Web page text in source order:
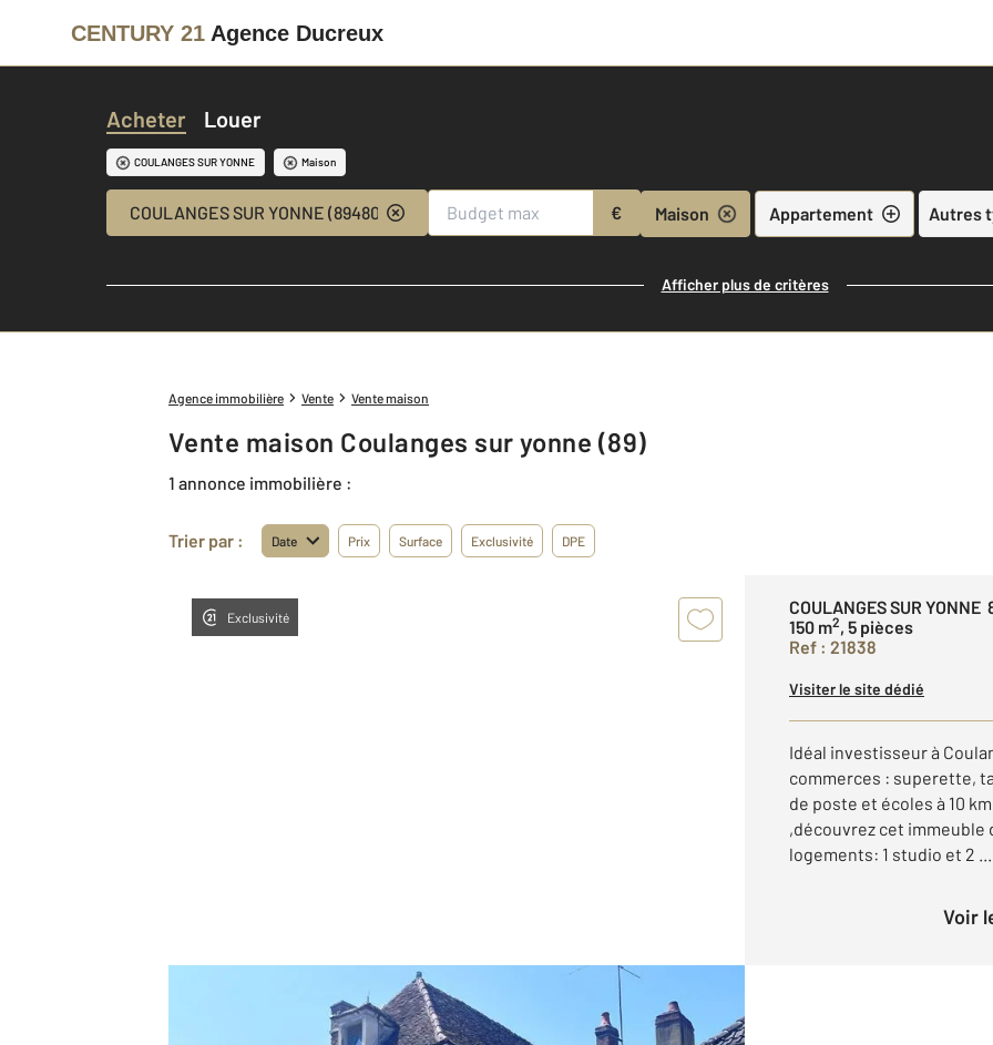
CENTURY 21 Agence Ducreux
Acheter Louer
COULANGES SUR YONNE Maison
COULANGES SUR YONNE (89480) € Maison Appartement Autres
Afficher plus de critères
Agence immobilière Vente Vente maison
Vente maison Coulanges sur yonne (89)
1 annonce immobilière :
Trier par : Date Prix Surface Exclusivité DPE
Exclusivité
COULANGES SUR YONNE
150 m2, 5 pièces
Ref : 21838
Visiter le site dédié
Idéal investisseur à
commerces : superette,
de poste et écoles à 10
,découvrez cet immeuble
logements: 1 studio et 2 ...
Voir